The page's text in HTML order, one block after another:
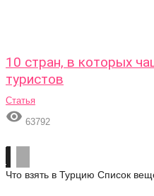
10 стран, в которых
туристов
Статья
 63792
Что взять в Турцию Список